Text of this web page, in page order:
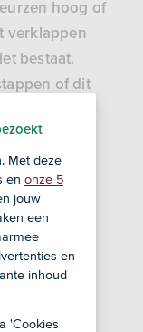
hoog of
verklappen
bestaat.
of dit
te starten
als
met
Met deze
en onze 5
jouw
een
en
inhoud
'Cookies